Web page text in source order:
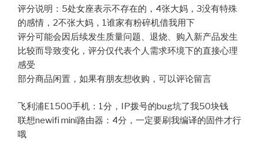
评分说明：5处女座表示不存在的，4张大妈，3没有特殊
的感情，2不张大妈，1谁家有粉碎机借我用下
评分可能会因后续发生质量问题、退烧、购入新产品发生
比较而导致变化，评分仅代表个人需求环境下的直接心理
感受
部分商品闲置，如果有朋友想收购，可以评论留言
飞利浦E1500手机：1分，IP拨号的bug坑了我50块钱
联想newifi mini路由器：4分，一定要刷我编译的固件才行
哦